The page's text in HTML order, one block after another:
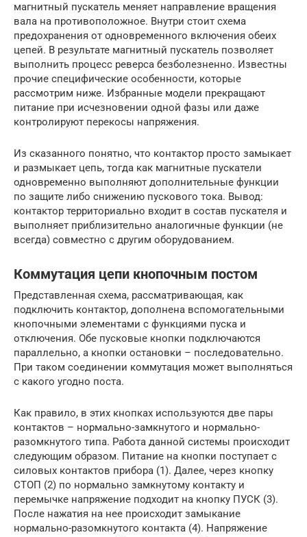
магнитный пускатель меняет направление вращения
вала на противоположное. Внутри стоит схема
предохранения от одновременного включения обеих
цепей. В результате магнитный пускатель позволяет
выполнить процесс реверса безболезненно. Известны
прочие специфические особенности, которые
рассмотрим ниже. Избранные модели прекращают
питание при исчезновении одной фазы или даже
контролируют перекосы напряжения.
Из сказанного понятно, что контактор просто замыкает
и размыкает цепь, тогда как магнитные пускатели
одновременно выполняют дополнительные функции
по защите либо снижению пускового тока. Вывод:
контактор территориально входит в состав пускателя и
выполняет приблизительно аналогичные функции (не
всегда) совместно с другим оборудованием.
Коммутация цепи кнопочным постом
Представленная схема, рассматривающая, как
подключить контактор, дополнена вспомогательными
кнопочными элементами с функциями пуска и
отключения. Обе пусковые кнопки подключаются
параллельно, а кнопки остановки – последовательно.
При таком соединении коммутация может выполняться
с какого угодно поста.
Как правило, в этих кнопках используются две пары
контактов – нормально-замкнутого и нормально-
разомкнутого типа. Работа данной системы происходит
следующим образом. Питание на кнопки поступает с
силовых контактов прибора (1). Далее, через кнопку
СТОП (2) по нормально замкнутому контакту и
перемычке напряжение подходит на кнопку ПУСК (3).
После нажатия на нее происходит замыкание
нормально-разомкнутого контакта (4). Напряжение